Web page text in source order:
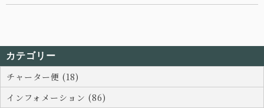
カテゴリー
チャーター便 (18)
インフォメーション (86)